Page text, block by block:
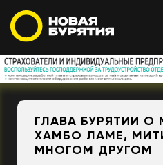
ГЛАВА БУРЯТИИ О
ХАМБО ЛАМЕ,
МНОГОМ ДРУГОМ